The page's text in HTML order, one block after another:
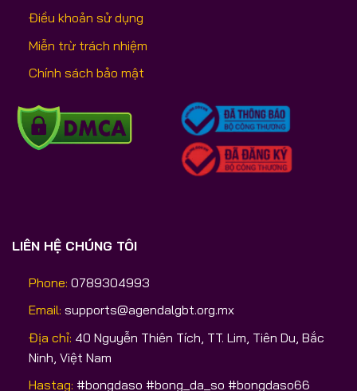
Điều khoản sử dụng
Miễn trừ trách nhiệm
Chính sách bảo mật
LIÊN HỆ CHÚNG TÔI
Phone: 0789304993
Email: supports@agendalgbt.org.mx
Địa chỉ: 40 Nguyễn Thiên Tích, TT. Lim, Tiên Du, Bắc
Ninh, Việt Nam
Hastag: #bongdaso #bong_da_so #bongdaso66